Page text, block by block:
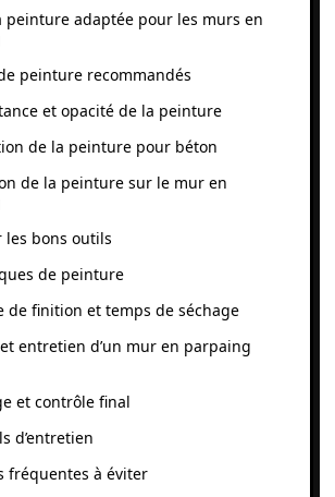
peinture adaptée pour les murs en
peinture recommandés
et opacité de la peinture
de la peinture pour béton
de la peinture sur le mur en
les bons outils
de peinture
de finition et temps de séchage
entretien d’un mur en parpaing
et contrôle final
d’entretien
fréquentes à éviter